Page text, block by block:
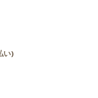
い)